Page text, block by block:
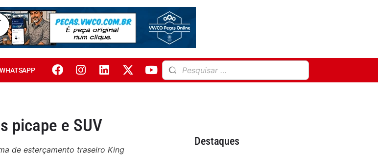
WHATSAPP
picape e SUV
de esterçamento traseiro King
Destaques